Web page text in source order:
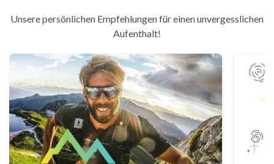
Unsere persönlichen Empfehlungen für einen unvergesslichen
Aufenthalt!